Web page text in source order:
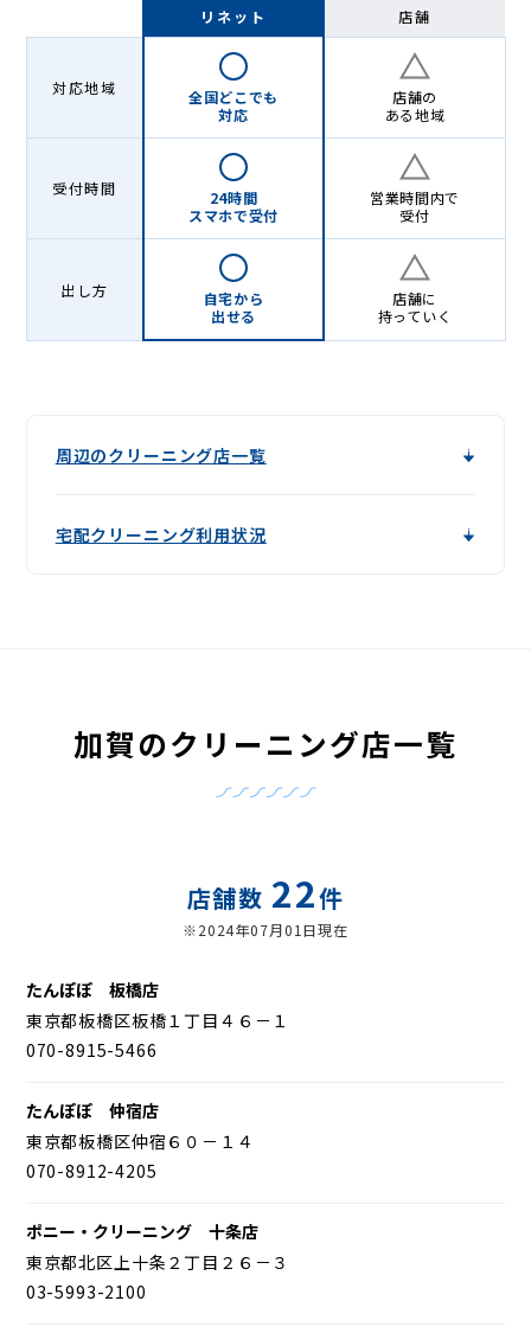
リネット 店舗
対応地域
全国どこでも
対応
店舗の
ある地域
受付時間
24時間
スマホで受付
営業時間内で
受付
出し方
自宅から
出せる
店舗に
持っていく
周辺のクリーニング店一覧
宅配クリーニング利用状況
加賀のクリーニング店一覧
店舗数 22件
※2024年07月01日現在
たんぽぽ 板橋店
東京都板橋区板橋１丁目４６－１
070-8915-5466
たんぽぽ 仲宿店
東京都板橋区仲宿６０－１４
070-8912-4205
ポニー・クリーニング 十条店
東京都北区上十条２丁目２６－３
03-5993-2100